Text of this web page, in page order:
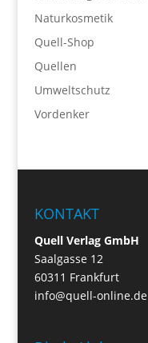
Naturkosmetik
Quell-Shop
Quellen
Umweltschutz
Vordenker
KONTAKT
Quell Verlag GmbH
Saalgasse 12
60311 Frankfurt
info@quell-online.de